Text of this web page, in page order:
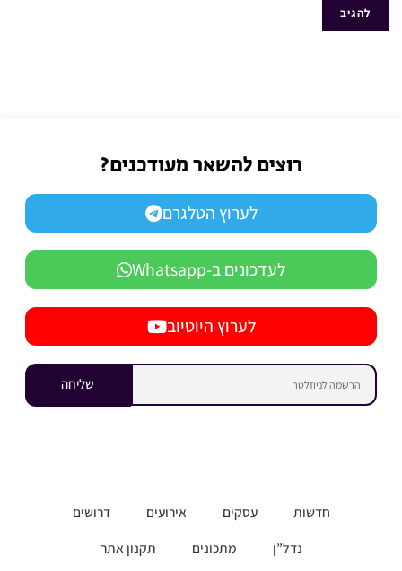
רוצים להשאר מעודכנים?
לערוץ הטלגרם
לעדכונים ב-Whatsapp
לערוץ היוטיוב
שליחה
חדשות עסקים אירועים
דרושים
נדל”ן
מתכונים תקנון אתר